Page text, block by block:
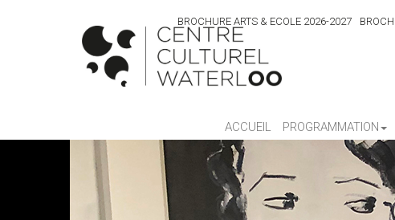
BROCHURE ARTS & ECOLE 2026-2027
ACCUEIL PROGRAMMATION